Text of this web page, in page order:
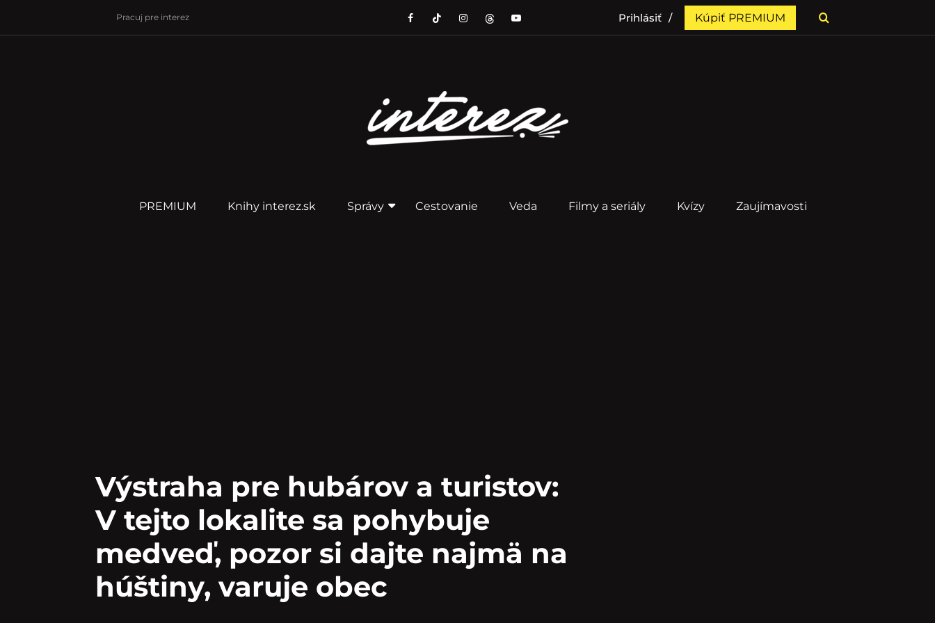
Pracuj pre interez Prihlásiť Kúpiť PREMIUM
PREMIUM Knihy interez.sk Správy Cestovanie Veda Filmy a seriály Kvízy Zaujímavosti
Výstraha pre hubárov a turistov:
V tejto lokalite sa pohybuje
medveď, pozor si dajte najmä na
húštiny, varuje obec